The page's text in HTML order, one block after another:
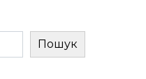
Пошук